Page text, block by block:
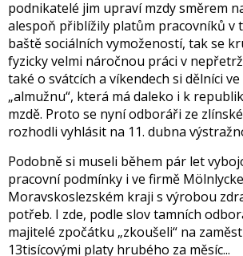
podnikatelé jim upraví mzdy směrem
alespoň přiblížily platům pracovníků v
baště sociálních vymožeností, tak se
fyzicky velmi náročnou práci v
také o svátcích a víkendech si dělníci
„almužnu“, která má daleko i k
mzdě. Proto se nyní odboráři ze
rozhodli vyhlásit na 11. dubna
Podobně si museli během pár let
pracovní podmínky i ve firmě
Moravskoslezském kraji s výrobou
potřeb. I zde, podle slov tamních
majitelé zpočátku „zkoušeli“ na
13tisícovými platy hrubého za měsíc...